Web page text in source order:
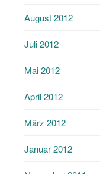
August 2012
Juli 2012
Mai 2012
April 2012
März 2012
Januar 2012